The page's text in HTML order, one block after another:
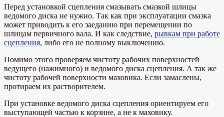
Перед установкой сцепления смазывать смазкой шлицы
ведомого диска не нужно. Так как при эксплуатации смазка
может приводить к его заеданию при перемещении по
шлицам первичного вала. И как следствие, рывкам при работе
сцепления, либо его не полному выключению.
Помимо этого проверяем чистоту рабочих поверхностей
ведущего (нажимного) и ведомого диска сцепления. А так же
чистоту рабочей поверхности маховика. Если замаслены,
протираем их растворителем.
При установке ведомого диска сцепления ориентируем его
выступающей частью к корзине, а не к маховику.